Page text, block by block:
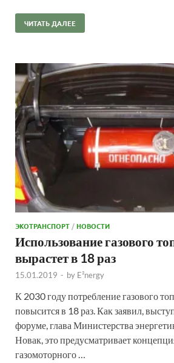
ЧИТАТЬ ДАЛЕЕ
ЭКОТРАНСПОРТ /НОВОСТИ
Использование газового
вырастет в 18 раз
15.01.2019 - by E²nergy
К 2030 году потребление газового
повысится в 18 раз. Как заявил,
форуме, глава Министерства
Новак, это предусматривает
газомоторного …